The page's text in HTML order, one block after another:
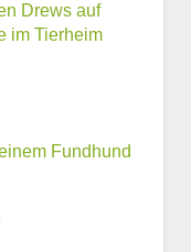
Drews auf
im Tierheim
Fundhund